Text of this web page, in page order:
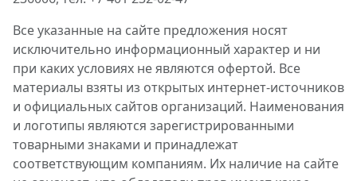
Все указанные на сайте предложения носят
исключительно информационный характер и ни
при каких условиях не являются офертой. Все
материалы взяты из открытых интернет-источников
и официальных сайтов организаций. Наименования
и логотипы являются зарегистрированными
товарными знаками и принадлежат
соответствующим компаниям. Их наличие на сайте